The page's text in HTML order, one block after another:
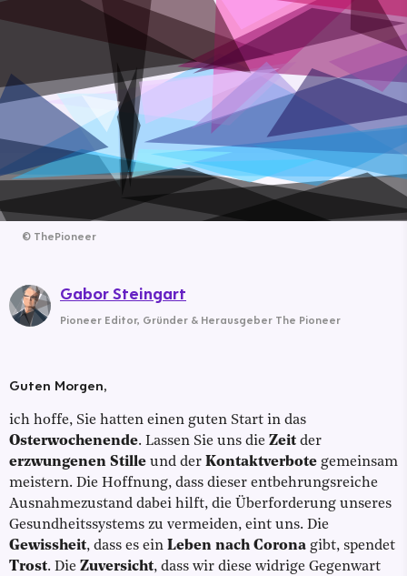
© ThePioneer
Guten Morgen,
ich hoffe, Sie hatten einen guten Start in das
Osterwochenende. Lassen Sie uns die Zeit der
erzwungenen Stille und der Kontaktverbote gemeinsam
meistern. Die Hoffnung, dass dieser entbehrungsreiche
Ausnahmezustand dabei hilft, die Überforderung unseres
Gesundheitssystems zu vermeiden, eint uns. Die
Gewissheit, dass es ein Leben nach Corona gibt, spendet
Trost. Die Zuversicht, dass wir diese widrige Gegenwart
Gabor Steingart
Pioneer Editor, Gründer & Herausgeber The Pioneer